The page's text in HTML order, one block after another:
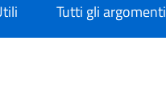
Tutti gli argomenti